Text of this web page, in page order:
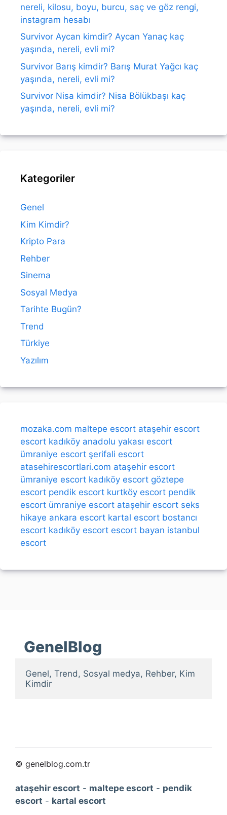
nereli, kilosu, boyu, burcu, saç ve göz rengi,
instagram hesabı
Survivor Aycan kimdir? Aycan Yanaç kaç
yaşında, nereli, evli mi?
Survivor Barış kimdir? Barış Murat Yağcı kaç
yaşında, nereli, evli mi?
Survivor Nisa kimdir? Nisa Bölükbaşı kaç
yaşında, nereli, evli mi?
Kategoriler
Genel
Kim Kimdir?
Kripto Para
Rehber
Sinema
Sosyal Medya
Tarihte Bugün?
Trend
Türkiye
Yazılım
mozaka.com maltepe escort ataşehir escort
escort kadıköy anadolu yakası escort
ümraniye escort şerifali escort
atasehirescortlari.com ataşehir escort
ümraniye escort kadıköy escort göztepe
escort pendik escort kurtköy escort pendik
escort ümraniye escort ataşehir escort seks
hikaye ankara escort kartal escort bostancı
escort kadıköy escort escort bayan istanbul
escort
GenelBlog
Genel, Trend, Sosyal medya, Rehber, Kim
Kimdir
© genelblog.com.tr
ataşehir escort - maltepe escort - pendik
escort - kartal escort